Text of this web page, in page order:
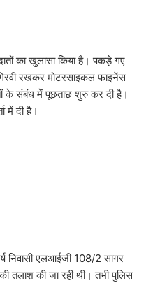
का खुलासा किया है। पकड़े गए
रखकर मोटरसाइकल फाइनेंस
के संबंध में पूछताछ शुरु कर दी है।
में दी है।
एलआईजी 108/2 सागर
तलाश की जा रही थी। तभी पुलिस